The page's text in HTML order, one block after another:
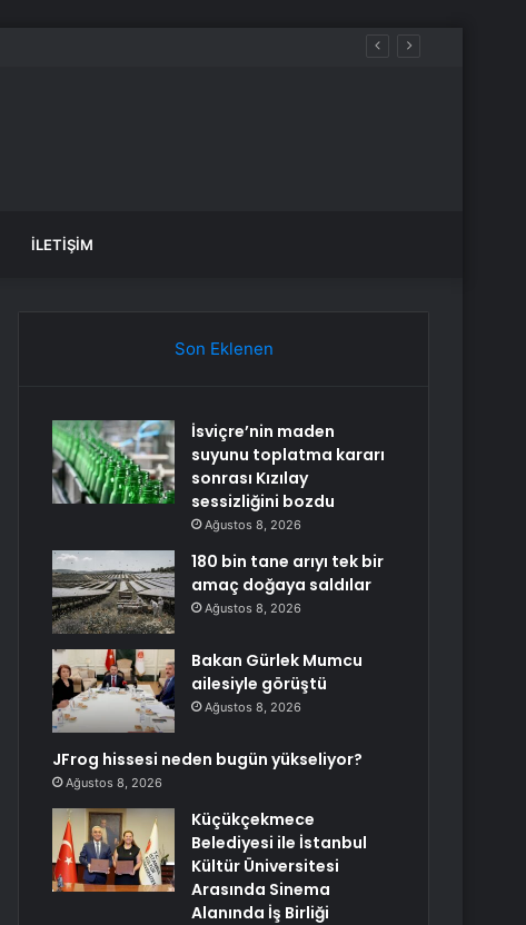
İLETIŞIM
Son Eklenen
İsviçre’nin maden
suyunu toplatma kararı
sonrası Kızılay
sessizliğini bozdu
Ağustos 8, 2026
180 bin tane arıyı tek bir
amaç doğaya saldılar
Ağustos 8, 2026
Bakan Gürlek Mumcu
ailesiyle görüştü
Ağustos 8, 2026
JFrog hissesi neden bugün yükseliyor?
Ağustos 8, 2026
Küçükçekmece
Belediyesi ile İstanbul
Kültür Üniversitesi
Arasında Sinema
Alanında İş Birliği